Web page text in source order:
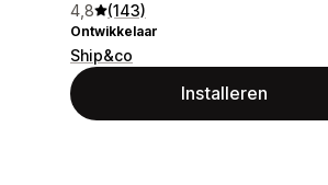
4,8 (143)
Ontwikkelaar
Ship&co
Installeren